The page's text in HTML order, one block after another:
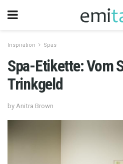
Inspiration Spas
Spa-Etikette: Vom
Trinkgeld
by Anitra Brown